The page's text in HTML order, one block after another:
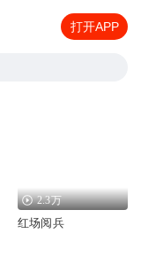
打开APP
2.3万
红场阅兵